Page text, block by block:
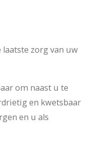
zorg van uw
om naast u te
en kwetsbaar
en u als